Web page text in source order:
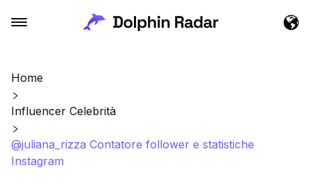
Home
Influencer Celebrità
@juliana_rizza Contatore follower e statistiche
Instagram